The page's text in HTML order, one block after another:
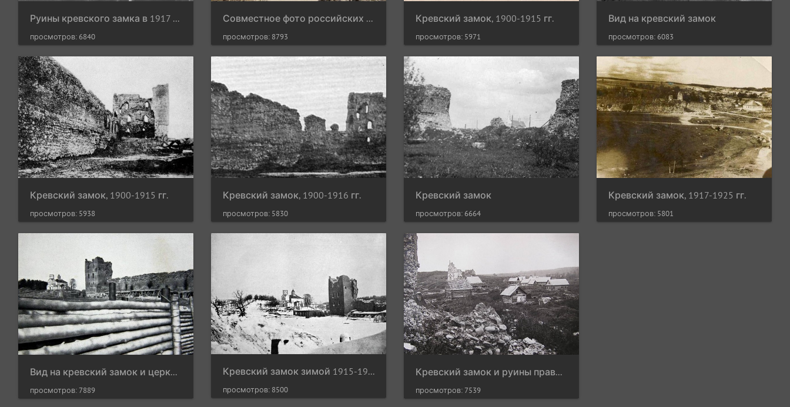
Руины кревского замка в 1917 году
просмотров: 6840
Совместное фото российских и немецких солдат, сделанное во время рождественского перемирия, фото Пауля фон Гинденбурга, декабрь 1917 г.
просмотров: 8793
Кревский замок, 1900-1915 гг.
просмотров: 5971
Вид на кревский замок
просмотров: 6083
Кревский замок, 1900-1915 гг.
просмотров: 5938
Кревский замок, 1900-1916 гг.
просмотров: 5830
Кревский замок
просмотров: 6664
Кревский замок, 1917-1925 гг.
просмотров: 5801
Вид на кревский замок и церковь Святой тТроицы из немецких окопов, 1916 г.
просмотров: 7889
Кревский замок зимой 1915-1916 гг. Фото из книги 3-го пехотного полка 16-й Ландверной дивизии
просмотров: 8500
Кревский замок и руины православной церкви
просмотров: 7539